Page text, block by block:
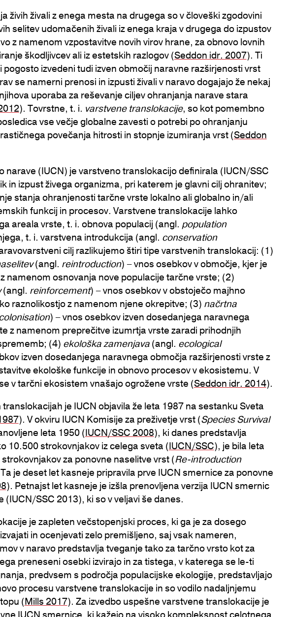
živih živali z enega mesta na drugega so v človeški zgodovini
selitev udomačenih živali iz enega kraja v drugega do izpustov
z namenom vzpostavitve novih virov hrane, za obnovo lovnih
škodljivcev ali iz estetskih razlogov (Seddon idr. 2007). Ti
pogosto izvedeni tudi izven območij naravne razširjenosti vrst
se namerni prenosi in izpusti živali v naravo dogajajo že nekaj
uporaba za reševanje ciljev ohranjanja narave stara
). Tovrstne, t. i. varstvene translokacije, so kot pomembno
vse večje globalne zavesti o potrebi po ohranjanju
povečanja hitrosti in stopnje izumiranja vrst (Seddon
narave (IUCN) je varstveno translokacijo definirala (IUCN/SSC
in izpust živega organizma, pri katerem je glavni cilj ohranitev;
stanja ohranjenosti tarčne vrste lokalno ali globalno in/ali
funkcij in procesov. Varstvene translokacije lahko
areala vrste, t. i. obnova populacij (angl. population
t. i. varstvena introdukcija (angl. conservation
cilj razlikujemo štiri tipe varstvenih translokacij: (1)
(angl. reintroduction) – vnos osebkov v območje, kjer je
namenom osnovanja nove populacije tarčne vrste; (2)
(angl. reinforcement) – vnos osebkov v obstoječo majhno
raznolikostjo z namenom njene okrepitve; (3) načrtna
) – vnos osebkov izven dosedanjega naravnega
z namenom preprečitve izumrtja vrste zaradi prihodnjih
(4) ekološka zamenjava(angl. ecological
izven dosedanjega naravnega območja razširjenosti vrste z
ekološke funkcije in obnovo procesov v ekosistemu. V
v tarčni ekosistem vnašajo ogrožene vrste (Seddon idr. 2014).
je IUCN objavila že leta 1987 na sestanku Sveta
). V okviru IUCN Komisije za preživetje vrst (Species Survival
leta 1950 (IUCN/SSC 2008), ki danes predstavlja
10.500 strokovnjakov iz celega sveta (IUCN/SSC), je bila leta
za ponovne naselitve vrst (Re-introduction
je deset let kasneje pripravila prve IUCN smernice za ponovne
). Petnajst let kasneje je izšla prenovljena verzija IUCN smernic
SSC 2013), ki so v veljavi še danes.
je zapleten večstopenjski proces, ki ga je za dosego
in ocenjevati zelo premišljeno, saj vsak nameren,
v naravo predstavlja tveganje tako za tarčno vrsto kot za
preneseni osebki izvirajo in za tistega, v katerega se le-ti
predvsem s področja populacijske ekologije, predstavljajo
procesu varstvene translokacije in so vodilo nadaljnjemu
(Mills 2017). Za izvedbo uspešne varstvene translokacije je